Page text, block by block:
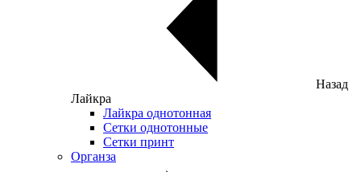
Назад
Лайкра
Лайкра однотонная
Сетки однотонные
Сетки принт
Органза